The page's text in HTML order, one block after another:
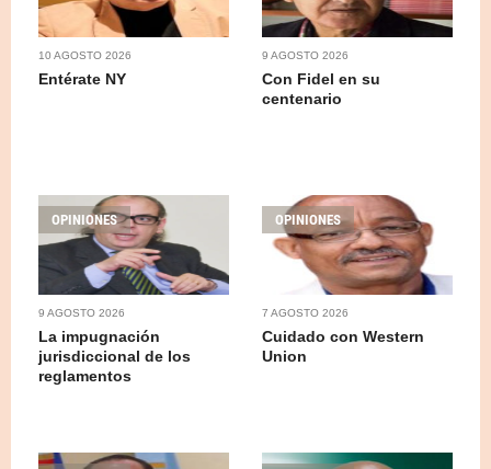
10 AGOSTO 2026
Entérate NY
9 AGOSTO 2026
Con Fidel en su
centenario
OPINIONES
9 AGOSTO 2026
La impugnación
jurisdiccional de los
reglamentos
OPINIONES
7 AGOSTO 2026
Cuidado con Western
Union